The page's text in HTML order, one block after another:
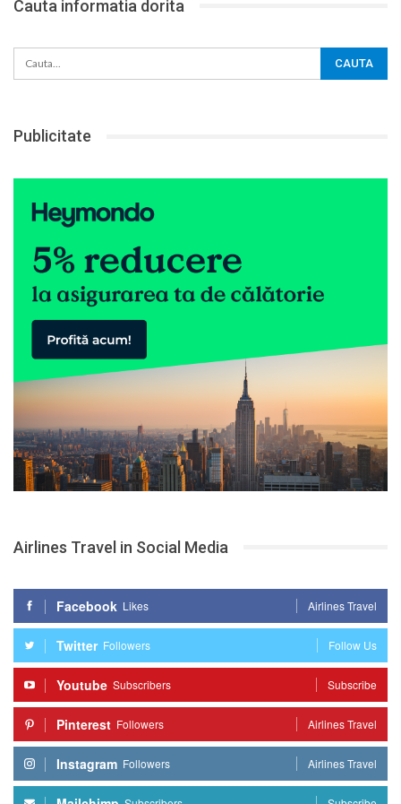
Cauta informatia dorita
Publicitate
Airlines Travel in Social Media
Facebook Likes Airlines Travel
Twitter Followers Follow Us
Youtube Subscribers Subscribe
Pinterest Followers Airlines Travel
Instagram Followers Airlines Travel